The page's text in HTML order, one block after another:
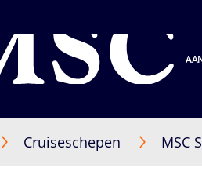
Cruiseschepen MSC